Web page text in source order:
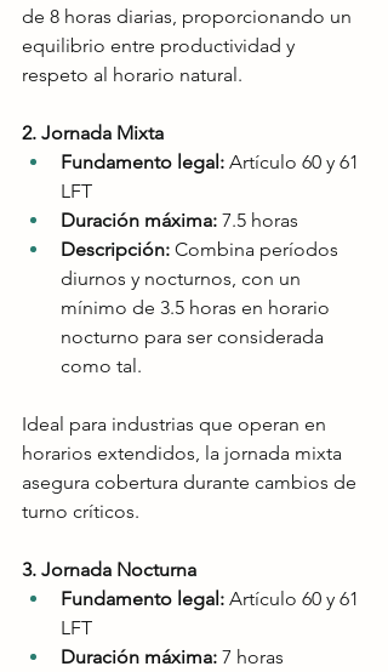
de 8 horas diarias, proporcionando un
equilibrio entre productividad y
respeto al horario natural.
2. Jornada Mixta
Fundamento legal: Artículo 60 y 61
LFT
Duración máxima: 7.5 horas
Descripción: Combina períodos
diurnos y nocturnos, con un
mínimo de 3.5 horas en horario
nocturno para ser considerada
como tal.
Ideal para industrias que operan en
horarios extendidos, la jornada mixta
asegura cobertura durante cambios de
turno críticos.
3. Jornada Nocturna
Fundamento legal: Artículo 60 y 61
LFT
Duración máxima: 7 horas